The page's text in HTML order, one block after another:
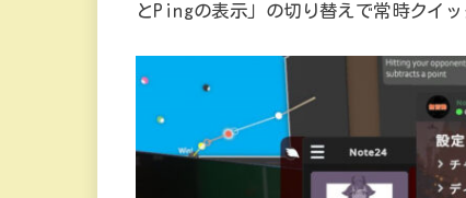
とPingの表示」の切り替えで常時クイ